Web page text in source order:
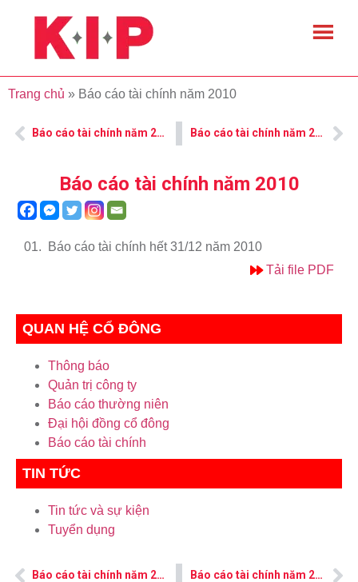
Trang chủ » Báo cáo tài chính năm 2010
Báo cáo tài chính năm 2009 Báo cáo tài chính năm 2011
QUAN HỆ CỔ ĐÔNG
Thông báo
Quản trị công ty
Báo cáo thường niên
Đại hội đồng cổ đông
Báo cáo tài chính
TIN TỨC
Tin tức và sự kiện
Tuyển dụng
Báo cáo tài chính năm 2010
01.
Báo cáo tài chính hết 31/12 năm 2010
Tải file PDF
Báo cáo tài chính năm 2009 Báo cáo tài chính năm 2011